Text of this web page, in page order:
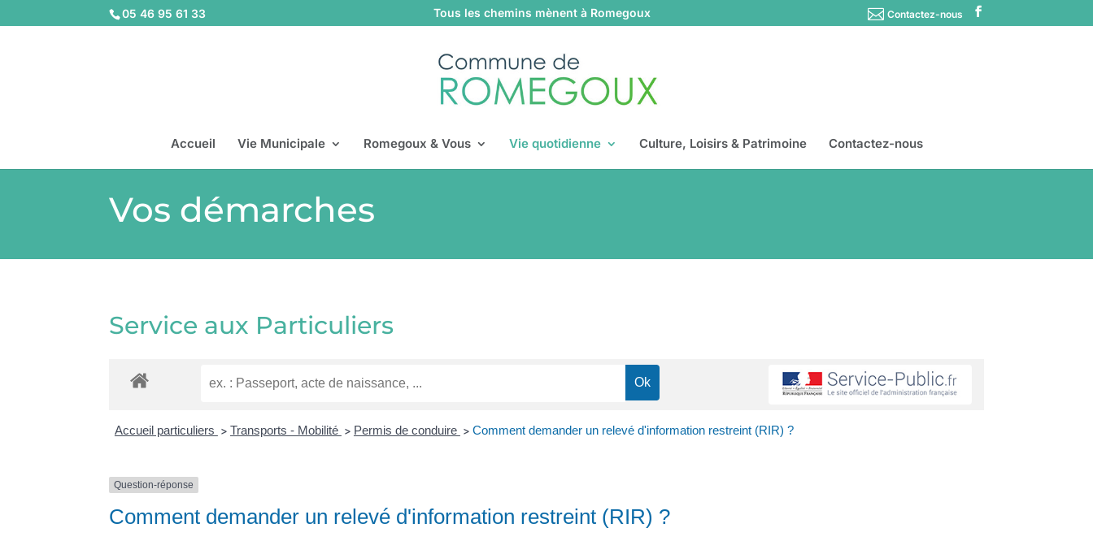
05 46 95 61 33 Tous les chemins mènent à Romegoux Contactez-nous
Accueil Vie Municipale Romegoux & Vous Vie quotidienne Culture, Loisirs & Patrimoine Contactez-nous
Vos démarches
Service aux Particuliers
Accueil particuliers > Transports - Mobilité > Permis de conduire > Comment demander un relevé d'information restreint (RIR) ?
Question-réponse
Comment demander un relevé d'information restreint (RIR) ?